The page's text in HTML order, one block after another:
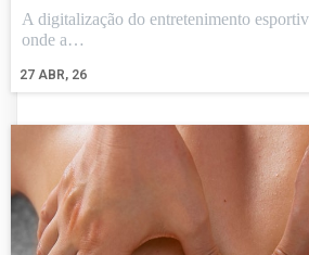
27 ABR, 26
A digitalização do entretenimento
onde a…